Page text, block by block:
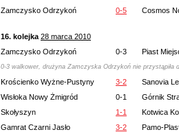
Zamczysko Odrzykoń
0-5 Cosmos
16. kolejka 28 marca 2010
Zamczysko Odrzykoń
0-3 Piast
0-3 walkower, drużyna Zamczyska Odrzykoń nie
Krościenko Wyżne-Pustyny 3-2
Sanovia
Wisłoka Nowy Żmigród
0-1
Górnik
Skołyszyn
1-1
Kotwica
Gamrat Czarni Jasło
3-2
Pamo-